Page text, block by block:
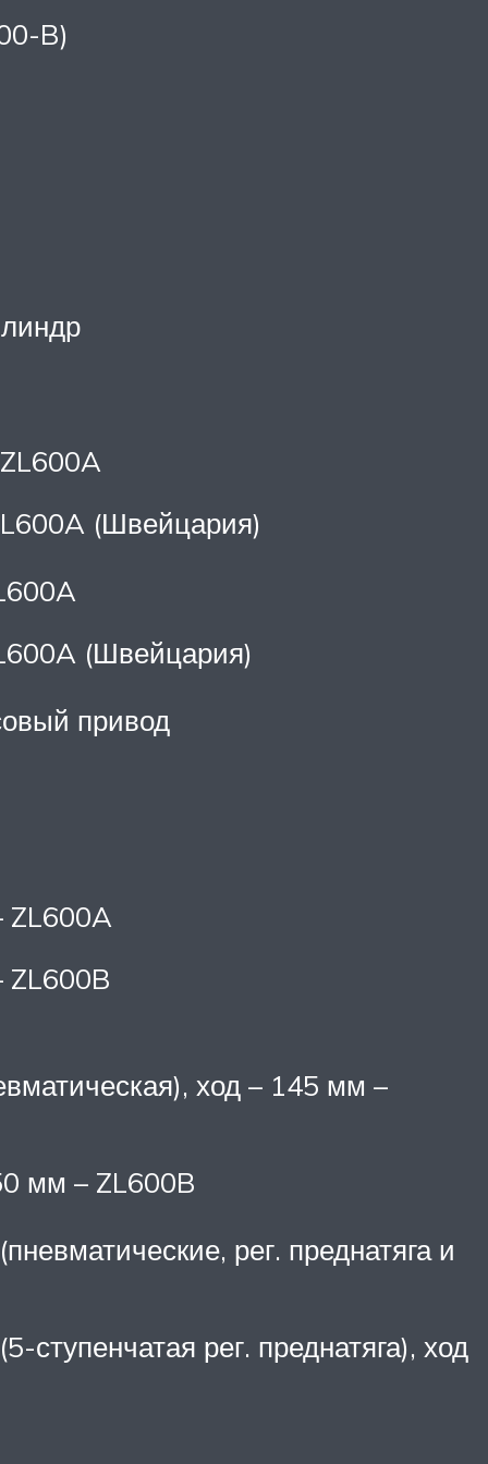
B)
(Швейцария)
(Швейцария)
привод
ZL600A
ZL600B
ход – 145 мм –
мм – ZL600B
рег. преднатяга и
ступенчатая рег. преднатяга), ход